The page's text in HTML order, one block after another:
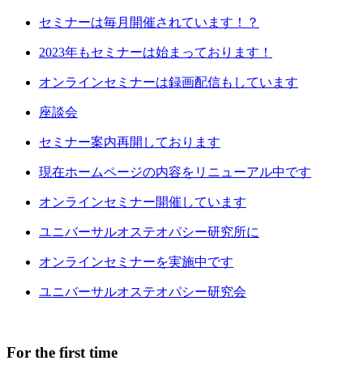
セミナーは毎月開催されています！？
2023年もセミナーは始まっております！
オンラインセミナーは録画配信もしています
座談会
セミナー案内再開しております
現在ホームページの内容をリニューアル中です
オンラインセミナー開催しています
ユニバーサルオステオパシー研究所に
オンラインセミナーを実施中です
ユニバーサルオステオパシー研究会
For the first time